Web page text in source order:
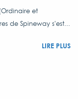
et
de Spineway s'est...
LIRE PLUS